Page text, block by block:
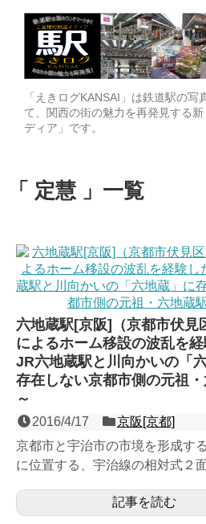
「えきログKANSAI」は鉄道駅の写
て、関西の街の魅力を再発見する
ディア」です。
定慧 一覧
六地蔵駅[京阪]（京都市伏見
によるホーム移設の波乱を経
JR六地蔵駅と川向かいの「
存在しない京都市側の元祖
～
2016/4/17
京阪[京都]
京都市と宇治市の市境を形成す
に位置する、宇治線の相対式２
六地蔵駅であるが、そ...
記事を読む